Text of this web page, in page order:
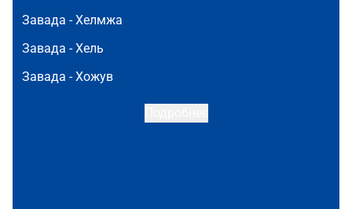
Завада -Хелмжа
Завада -Хель
Завада -Хожув